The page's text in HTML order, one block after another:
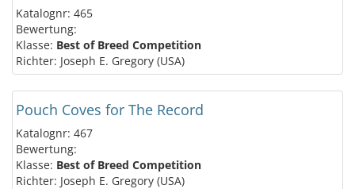
Katalognr: 465
Bewertung:
Klasse: Best of Breed Competition
Richter: Joseph E. Gregory (USA)
Pouch Coves for The Record
Katalognr: 467
Bewertung:
Klasse: Best of Breed Competition
Richter: Joseph E. Gregory (USA)